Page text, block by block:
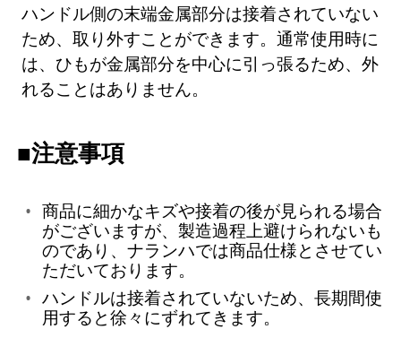
ハンドル側の末端金属部分は接着されていない
ため、取り外すことができます。通常使用時に
は、ひもが金属部分を中心に引っ張るため、外
れることはありません。
■注意事項
商品に細かなキズや接着の後が見られる場合
がございますが、製造過程上避けられないも
のであり、ナランハでは商品仕様とさせてい
ただいております。
ハンドルは接着されていないため、長期間使
用すると徐々にずれてきます。